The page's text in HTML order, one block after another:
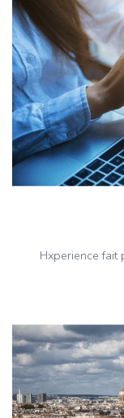
Hxperience fait